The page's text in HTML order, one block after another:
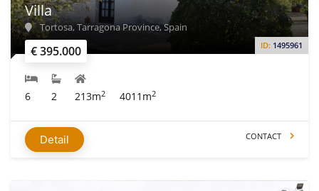
€ 395.000 ID: 1495961
Villa
Tortosa, Tarragona Province, Spain
6 2 213m2 4011m2
Detail CONTACT